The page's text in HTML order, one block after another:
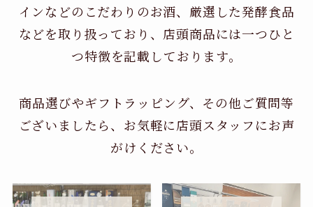
インなどのこだわりのお酒、 厳選した発酵食品
などを取り扱っており、店頭商品には一つひと
つ特徴を記載しております。
商品選びやギフトラッピング、その他ご質問等
ございましたら、お気軽に店頭スタッフにお声
がけください。